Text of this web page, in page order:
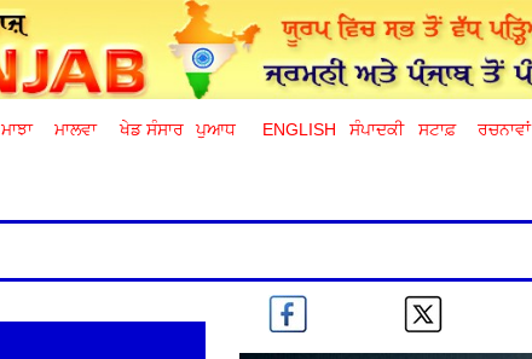
ਮਾਝਾ ਮਾਲਵਾ ਖੇਡ ਸੰਸਾਰ ਪੁਆਧ ENGLISH ਸੰਪਾਦਕੀ ਸਟਾਫ਼ ਰਚਨਾਵਾਂ